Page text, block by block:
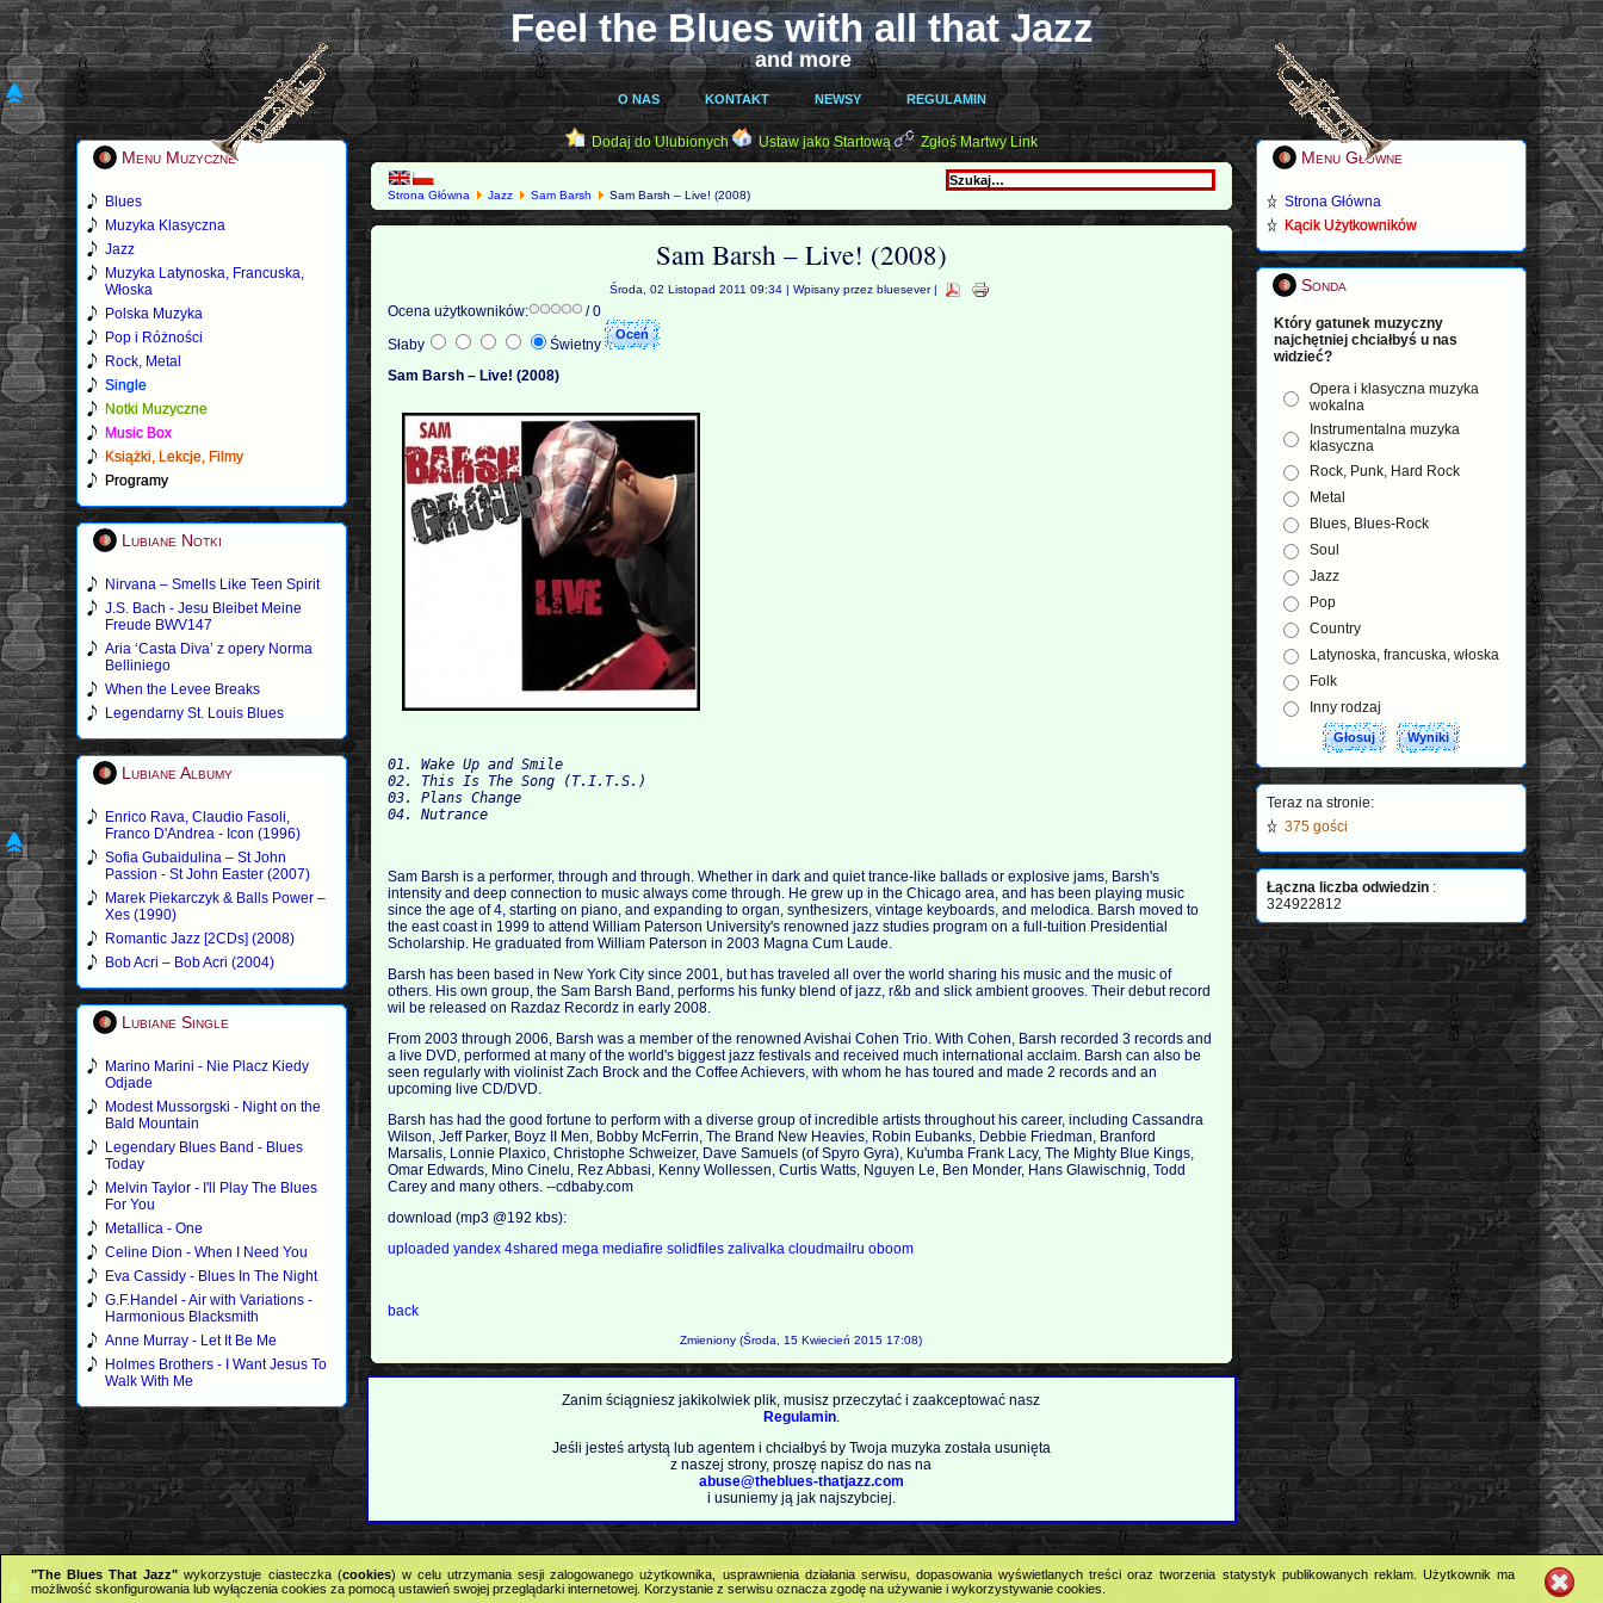
Feel the Blues with all that Jazz
and more
O NAS KONTAKT NEWSY REGULAMIN
Menu Muzyczne
Blues
Muzyka Klasyczna
Jazz
Muzyka Latynoska, Francuska,
Włoska
Polska Muzyka
Pop i Różności
Rock, Metal
Single
Notki Muzyczne
Music Box
Książki, Lekcje, Filmy
Programy
Lubiane Notki
Nirvana – Smells Like Teen Spirit
J.S. Bach - Jesu Bleibet Meine
Freude BWV147
Aria ‘Casta Diva’ z opery Norma
Belliniego
When the Levee Breaks
Legendarny St. Louis Blues
Lubiane Albumy
Enrico Rava, Claudio Fasoli,
Franco D'Andrea - Icon (1996)
Sofia Gubaidulina – St John
Passion - St John Easter (2007)
Marek Piekarczyk & Balls Power –
Xes (1990)
Romantic Jazz [2CDs] (2008)
Bob Acri – Bob Acri (2004)
Lubiane Single
Marino Marini - Nie Placz Kiedy
Odjade
Modest Mussorgski - Night on the
Bald Mountain
Legendary Blues Band - Blues
Today
Melvin Taylor - I'll Play The Blues
For You
Metallica - One
Celine Dion - When I Need You
Eva Cassidy - Blues In The Night
G.F.Handel - Air with Variations -
Harmonious Blacksmith
Anne Murray - Let It Be Me
Holmes Brothers - I Want Jesus To
Walk With Me
Dodaj do Ulubionych Ustaw jako Startową Zgłoś Martwy Link
Strona Główna Jazz Sam Barsh Sam Barsh – Live! (2008)
Sam Barsh – Live! (2008)
Środa, 02 Listopad 2011 09:34 | Wpisany przez bluesever |
Ocena użytkowników:
/ 0
Słaby
Świetny
Sam Barsh – Live! (2008)
01. Wake Up and Smile
02. This Is The Song (T.I.T.S.)
03. Plans Change
Sam Barsh is a performer, through and through. Whether in dark and quiet trance-like ballads or explosive jams, Barsh's
intensity and deep connection to music always come through. He grew up in the Chicago area, and has been playing music
since the age of 4, starting on piano, and expanding to organ, synthesizers, vintage keyboards, and melodica. Barsh moved to
the east coast in 1999 to attend William Paterson University's renowned jazz studies program on a full-tuition Presidential
Scholarship. He graduated from William Paterson in 2003 Magna Cum Laude.
Barsh has been based in New York City since 2001, but has traveled all over the world sharing his music and the music of
others. His own group, the Sam Barsh Band, performs his funky blend of jazz, r&b and slick ambient grooves. Their debut record
wil be released on Razdaz Recordz in early 2008.
From 2003 through 2006, Barsh was a member of the renowned Avishai Cohen Trio. With Cohen, Barsh recorded 3 records and
a live DVD, performed at many of the world's biggest jazz festivals and received much international acclaim. Barsh can also be
seen regularly with violinist Zach Brock and the Coffee Achievers, with whom he has toured and made 2 records and an
upcoming live CD/DVD.
Barsh has had the good fortune to perform with a diverse group of incredible artists throughout his career, including Cassandra
Wilson, Jeff Parker, Boyz II Men, Bobby McFerrin, The Brand New Heavies, Robin Eubanks, Debbie Friedman, Branford
Marsalis, Lonnie Plaxico, Christophe Schweizer, Dave Samuels (of Spyro Gyra), Ku'umba Frank Lacy, The Mighty Blue Kings,
Omar Edwards, Mino Cinelu, Rez Abbasi, Kenny Wollessen, Curtis Watts, Nguyen Le, Ben Monder, Hans Glawischnig, Todd
Carey and many others. --cdbaby.com
download (mp3 @192 kbs):
uploadedyandex4sharedmegamediafire solidfiles zalivalkacloudmailruoboom
back
Zmieniony (Środa, 15 Kwiecień 2015 17:08)
Zanim ściągniesz jakikolwiek plik, musisz przeczytać i zaakceptować nasz
Regulamin.
Jeśli jesteś artystą lub agentem i chciałbyś by Twoja muzyka została usunięta
z naszej strony, proszę napisz do nas na
abuse@theblues-thatjazz.com
i usuniemy ją jak najszybciej.
Menu Główne
Strona Główna
Kącik Użytkowników
Sonda
Który gatunek muzyczny
najchętniej chciałbyś u nas
widzieć?
Opera i klasyczna muzyka
wokalna
Instrumentalna muzyka
klasyczna
Rock, Punk, Hard Rock
Metal
Blues, Blues-Rock
Soul
Jazz
Pop
Country
Latynoska, francuska, włoska
Folk
Inny rodzaj
Teraz na stronie:
375 gości
Łączna liczba odwiedzin :
324922812
"The Blues That Jazz" wykorzystuje ciasteczka (cookies) w celu utrzymania sesji zalogowanego użytkownika, usprawnienia działania serwisu, dopasowania wyświetlanych treści oraz tworzenia statystyk publikowanych reklam. Użytkownik ma
możliwość skonfigurowania lub wyłączenia cookies za pomocą ustawień swojej przeglądarki internetowej. Korzystanie z serwisu oznacza zgodę na używanie i wykorzystywanie cookies.
Copyright © 2009Feel the Blues with all that Jazz (and more) - best music portal!.
All Rights Reserved.